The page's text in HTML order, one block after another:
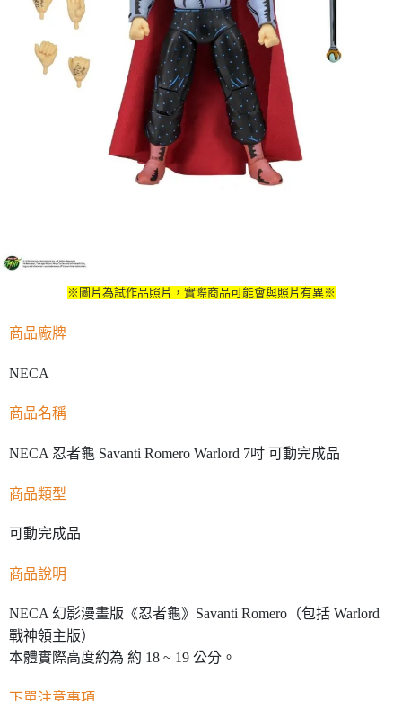
※圖片為試作品照片，實際商品可能會與照片有異※
商品廠牌
NECA
商品名稱
NECA 忍者龜 Savanti Romero Warlord 7吋 可動完成品
商品類型
可動完成品
商品說明
NECA 幻影漫畫版《忍者龜》Savanti Romero（包括 Warlord
戰神領主版）
本體實際高度約為 約 18 ~ 19 公分。
下單注意事項